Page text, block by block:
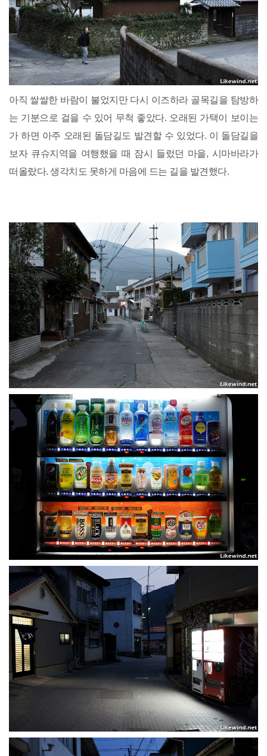
아직 쌀쌀한 바람이 불었지만 다시 이즈하라 골목길을 탐방하
는 기분으로 걸을 수 있어 무척 좋았다. 오래된 가택이 보이는
가 하면 아주 오래된 돌담길도 발견할 수 있었다. 이 돌담길을
보자 큐슈지역을 여행했을 때 잠시 들렀던 마을, 시마바라가
떠올랐다. 생각치도 못하게 마음에 드는 길을 발견했다.